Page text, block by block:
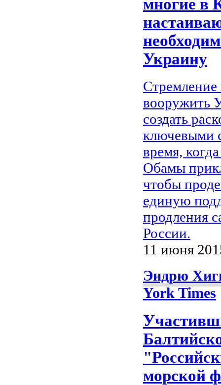
многие в
Украину
Стремление
вооружить
создать
ключевыми
время,
Обамы
чтобы
единую
продления
России.
11 июня
Эндрю
York Times
морской